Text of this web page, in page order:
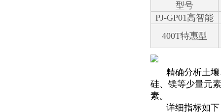
型号
PJ-GP01高智能
400T特惠型
精确分析土
硅、镁等少量元
素。
详细指标如